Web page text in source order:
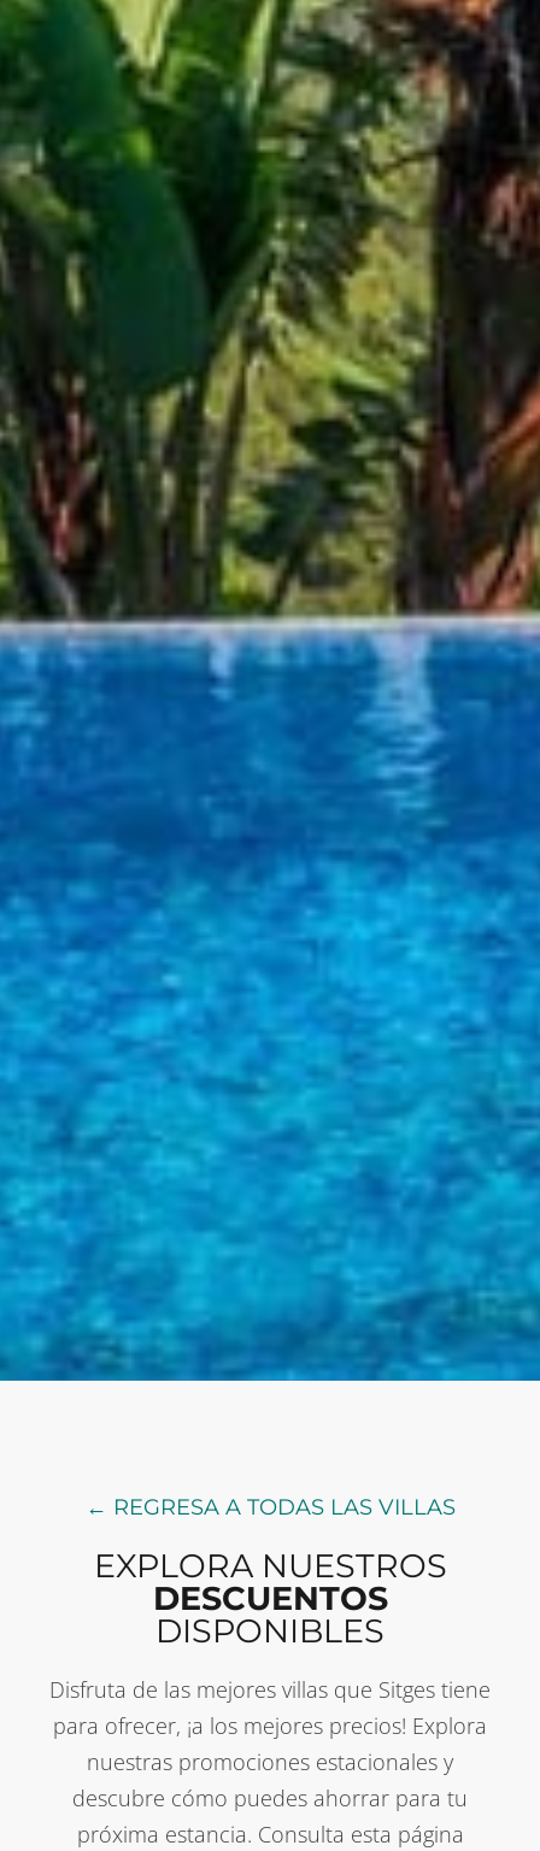
← REGRESA A TODAS LAS VILLAS
EXPLORA NUESTROS
DESCUENTOS
DISPONIBLES
Disfruta de las mejores villas que Sitges tiene
para ofrecer, ¡a los mejores precios! Explora
nuestras promociones estacionales y
descubre cómo puedes ahorrar para tu
próxima estancia. Consulta esta página